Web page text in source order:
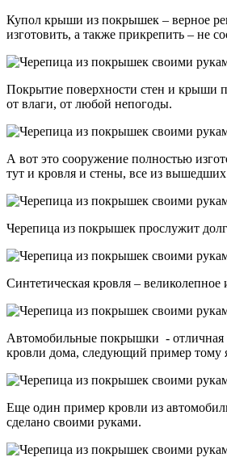
Купол крыши из покрышек – верное
изготовить, а также прикрепить – не
Покрытие поверхности стен и крыши
от влаги, от любой непогоды.
А вот это сооружение полностью
тут и кровля и стены, все из
Черепица из покрышек прослужит
Синтетическая кровля – великолепное
Автомобильные покрышки - отличная
кровли дома, следующий пример тому
Еще один пример кровли из
сделано своими руками.